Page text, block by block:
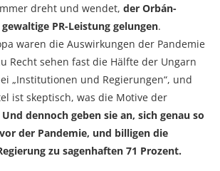
dreht und wendet, der Orbán-
PR-Leistung gelungen.
waren die Auswirkungen der Pandemie
Recht sehen fast die Hälfte der Ungarn
„Institutionen und Regierungen“, und
ist skeptisch, was die Motive der
Und dennoch geben sie an, sich genau so
der Pandemie, und billigen die
zu sagenhaften 71 Prozent.